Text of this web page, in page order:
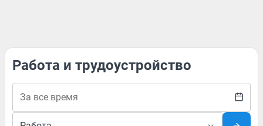
Работа и трудоустройство